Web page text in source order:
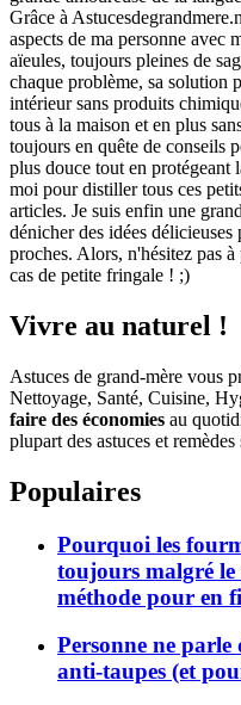
Grâce à
aspects de ma personne avec
aïeules, toujours pleines de
chaque problème, sa solution
intérieur sans produits
tous à la maison et en plus
toujours en quête de conseils
plus douce tout en protégeant
moi pour distiller tous ces
articles. Je suis enfin une
dénicher des idées
proches. Alors, n'hésitez pas à
cas de petite fringale ! ;)
Vivre au naturel !
Astuces de grand-mère vous
Nettoyage, Santé, Cuisine,
faire des économies au
plupart des astuces et remèdes
Populaires
Pourquoi les
toujours malgré le
méthode pour en
Personne ne parle
anti-taupes (et